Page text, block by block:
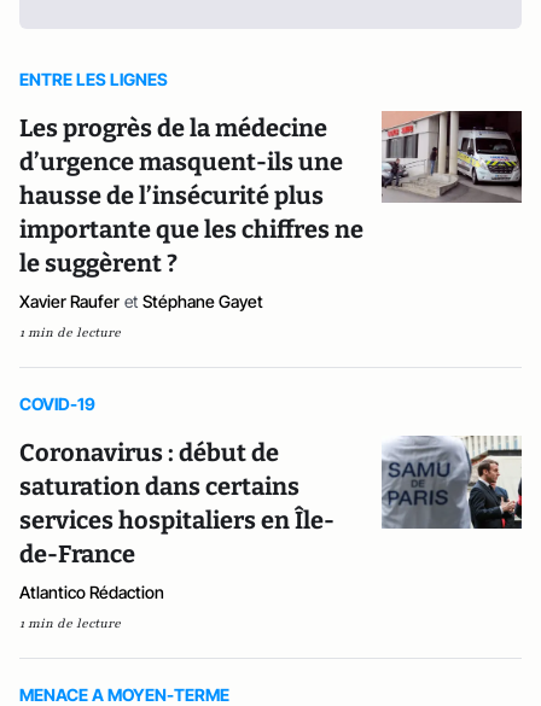
ENTRE LES LIGNES
Les progrès de la médecine
d’urgence masquent-ils une
hausse de l’insécurité plus
importante que les chiffres ne
le suggèrent ?
Xavier Raufer et Stéphane Gayet
1 min de lecture
COVID-19
Coronavirus : début de
saturation dans certains
services hospitaliers en Île-
de-France
Atlantico Rédaction
1 min de lecture
MENACE A MOYEN-TERME